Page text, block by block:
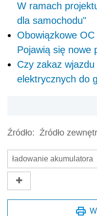
W ramach
dla samochodu"
Obowiązkowe
Pojawią się nowe
Czy zakaz
elektrycznych do
Źródło: Źródło
ładowanie akumulatora